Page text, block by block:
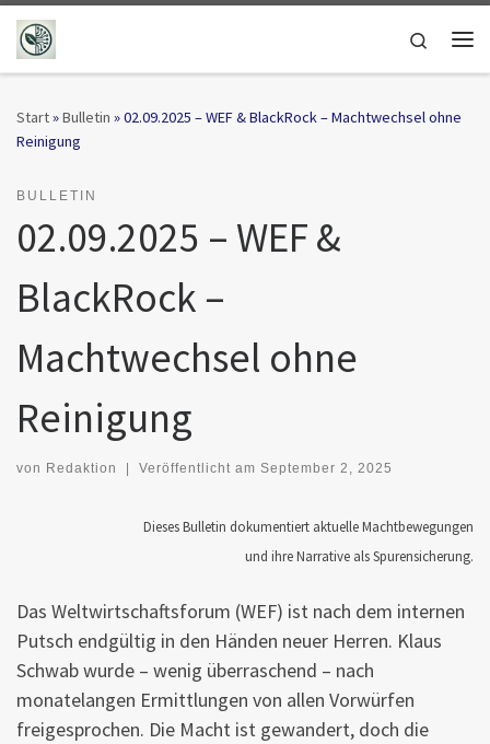
Zum Inhalt springen
Search
Start»Bulletin »02.09.2025 – WEF & BlackRock – Machtwechsel ohne
Reinigung
BULLETIN
02.09.2025 – WEF &
BlackRock –
Machtwechsel ohne
Reinigung
von Redaktion Veröffentlicht am September 2, 2025
Dieses Bulletin dokumentiert aktuelle Machtbewegungen
und ihre Narrative als Spurensicherung.
Das Weltwirtschaftsforum (WEF) ist nach dem internen
Putsch endgültig in den Händen neuer Herren. Klaus
Schwab wurde – wenig überraschend – nach
monatelangen Ermittlungen von allen Vorwürfen
freigesprochen. Die Macht ist gewandert, doch die